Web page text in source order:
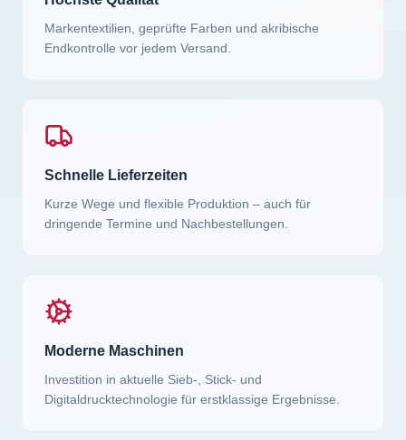
Markentextilien, geprüfte Farben und akribische
Endkontrolle vor jedem Versand.
Schnelle Lieferzeiten
Kurze Wege und flexible Produktion – auch für
dringende Termine und Nachbestellungen.
Moderne Maschinen
Investition in aktuelle Sieb-, Stick- und
Digitaldrucktechnologie für erstklassige Ergebnisse.